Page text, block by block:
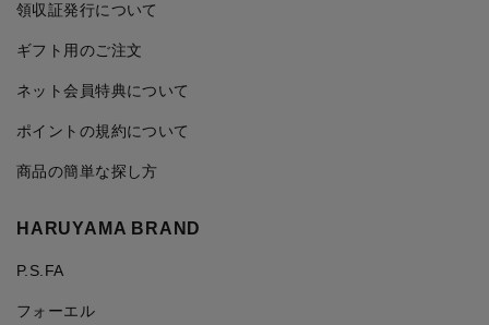
領収証発行について
ギフト用のご注文
ネット会員特典について
ポイントの規約について
商品の簡単な探し方
HARUYAMA BRAND
P.S.FA
フォーエル